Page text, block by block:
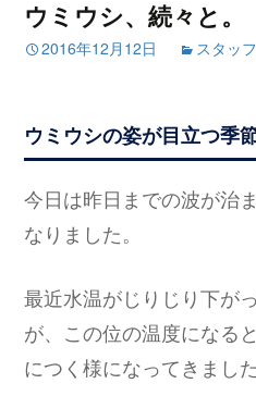
ウミウシ、続々と。
2016年12月12日 スタッ
ウミウシの姿が目立つ季
今日は昨日までの波が治
なりました。
最近水温がじりじり下が
が、この位の温度になる
につく様になってきました